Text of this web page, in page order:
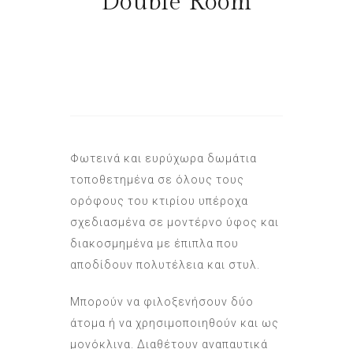
Φωτεινά και ευρύχωρα δωμάτια
τοποθετημένα σε όλους τους
ορόφους του κτιρίου υπέροχα
σχεδιασμένα σε μοντέρνο ύφος και
διακοσμημένα με έπιπλα που
αποδίδουν πολυτέλεια και στυλ.
Μπορούν να φιλοξενήσουν δύο
άτομα ή να χρησιμοποιηθούν και ως
μονόκλινα. Διαθέτουν αναπαυτικά